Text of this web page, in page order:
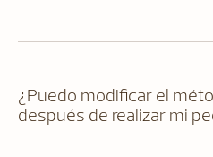
¿Puedo modificar el
después de realizar mi